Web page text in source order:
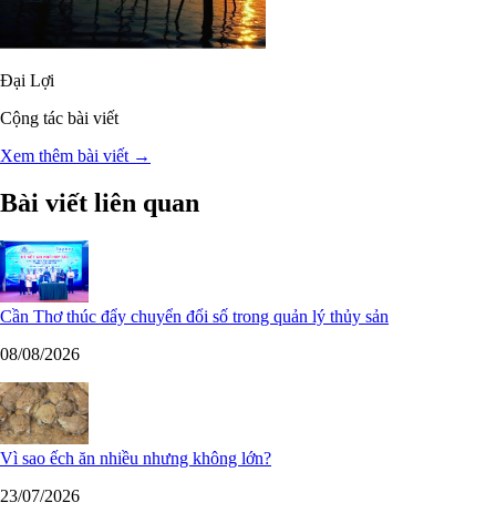
Đại Lợi
Cộng tác bài viết
Xem thêm bài viết →
Bài viết liên quan
Cần Thơ thúc đẩy chuyển đổi số trong quản lý thủy sản
08/08/2026
Vì sao ếch ăn nhiều nhưng không lớn?
23/07/2026